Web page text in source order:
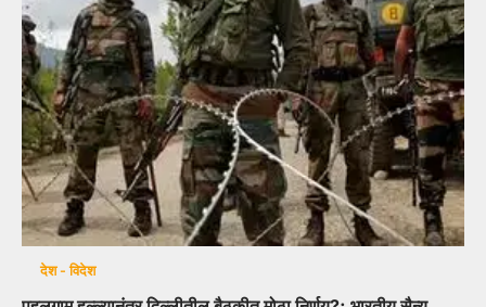
देश - विदेश